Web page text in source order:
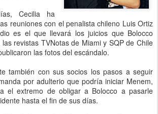
Cecilia ha
reuniones con el penalista chileno Luis Ortiz
es el que llevará los juicios que Bolocco
revistas TVNotas de Miami y SQP de Chile
las fotos del escándalo.
también con sus socios los pasos a seguir
por adulterio que podría iniciar Menem,
el extremo de obligar a Bolocco a pasarle
hasta el fin de sus días.